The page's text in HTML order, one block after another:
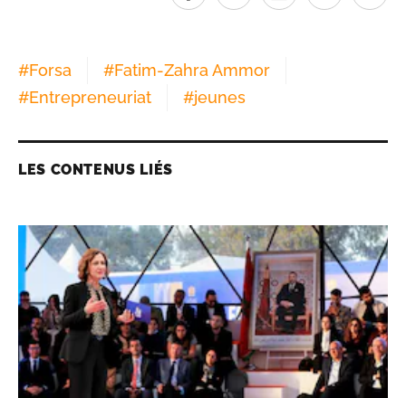
#Forsa #Fatim-Zahra Ammor
#Entrepreneuriat #jeunes
LES CONTENUS LIÉS